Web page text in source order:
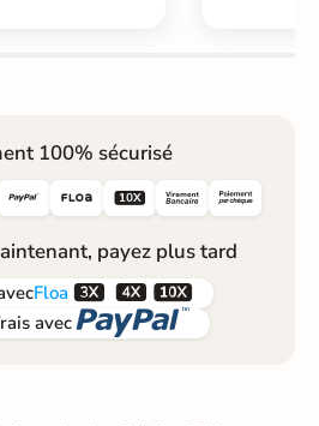
100% sécurisé
  
payez plus tard
Floa  
avec 